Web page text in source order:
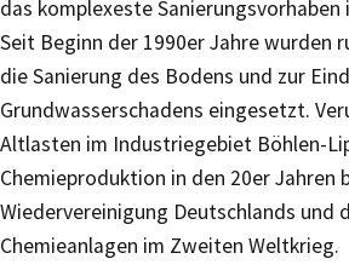
das komplexeste Sanierungsvorhaben
Seit Beginn der 1990er Jahre wurden
die Sanierung des Bodens und zur
Grundwasserschadens eingesetzt.
Altlasten im Industriegebiet Böhlen-
Chemieproduktion in den 20er Jahren
Wiedervereinigung Deutschlands und
Chemieanlagen im Zweiten Weltkrieg.